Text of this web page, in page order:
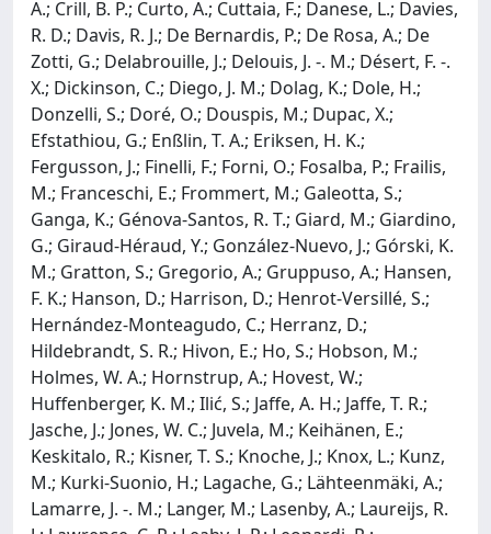
A.; Crill, B. P.; Curto, A.; Cuttaia, F.; Danese, L.; Davies,
R. D.; Davis, R. J.; De Bernardis, P.; De Rosa, A.; De
Zotti, G.; Delabrouille, J.; Delouis, J. -. M.; Désert, F. -.
X.; Dickinson, C.; Diego, J. M.; Dolag, K.; Dole, H.;
Donzelli, S.; Doré, O.; Douspis, M.; Dupac, X.;
Efstathiou, G.; Enßlin, T. A.; Eriksen, H. K.;
Fergusson, J.; Finelli, F.; Forni, O.; Fosalba, P.; Frailis,
M.; Franceschi, E.; Frommert, M.; Galeotta, S.;
Ganga, K.; Génova-Santos, R. T.; Giard, M.; Giardino,
G.; Giraud-Héraud, Y.; González-Nuevo, J.; Górski, K.
M.; Gratton, S.; Gregorio, A.; Gruppuso, A.; Hansen,
F. K.; Hanson, D.; Harrison, D.; Henrot-Versillé, S.;
Hernández-Monteagudo, C.; Herranz, D.;
Hildebrandt, S. R.; Hivon, E.; Ho, S.; Hobson, M.;
Holmes, W. A.; Hornstrup, A.; Hovest, W.;
Huffenberger, K. M.; Ilić, S.; Jaffe, A. H.; Jaffe, T. R.;
Jasche, J.; Jones, W. C.; Juvela, M.; Keihänen, E.;
Keskitalo, R.; Kisner, T. S.; Knoche, J.; Knox, L.; Kunz,
M.; Kurki-Suonio, H.; Lagache, G.; Lähteenmäki, A.;
Lamarre, J. -. M.; Langer, M.; Lasenby, A.; Laureijs, R.